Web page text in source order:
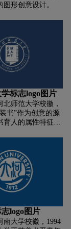
形创意设计。
标志logo图片
北师范大学校徽，
书”作为创意的源
育人的属性特征以
文缩写“HEBNU”，
到有机的融合。打
而巧妙的构成“逗
时标注出建校时
象的表明河北师范
河北师范大学不断
前景。将“怀天
校训放置在书的
logo图片
南大学校徽，1994